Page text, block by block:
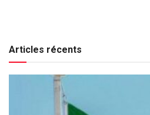
Articles récents